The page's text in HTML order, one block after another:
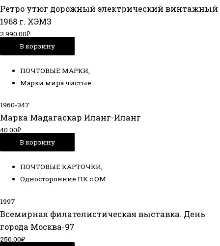
Ретро утюг дорожный электрический винтажный
1968 г. ХЭМЗ
2.990.00₽
В корзину
ПОЧТОВЫЕ МАРКИ,
Марки мира чистые
1960-347
Марка Мадагаскар Иланг-Иланг
40.00₽
В корзину
ПОЧТОВЫЕ КАРТОЧКИ,
Односторонние ПК с ОМ
1997
Всемирная филателистическая выставка. День
города Москва-97
250.00₽